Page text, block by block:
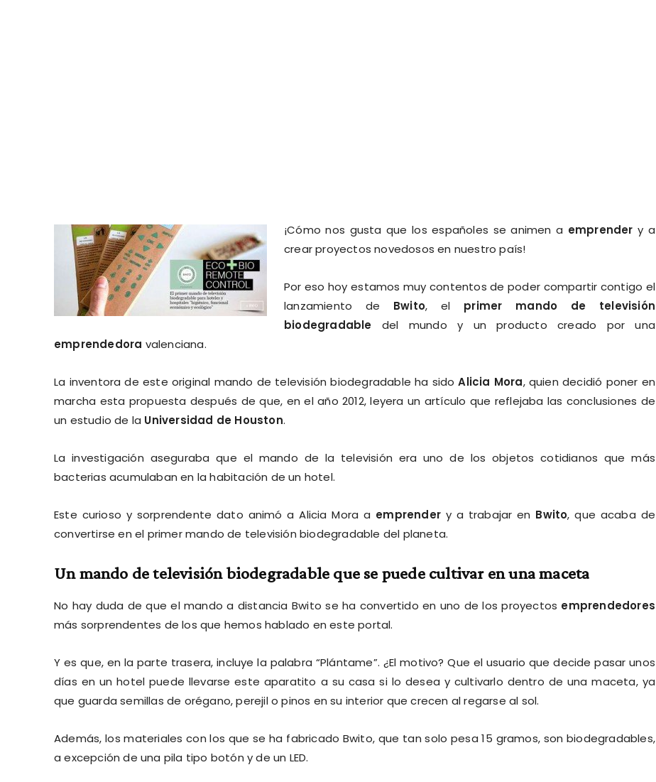
¡Cómo nos gusta que los españoles se animen a emprender y a
crear proyectos novedosos en nuestro país!
Por eso hoy estamos muy contentos de poder compartir contigo el
lanzamiento de Bwito, el primer mando de televisión
biodegradable del mundo y un producto creado por una
emprendedora valenciana.
La inventora de este original mando de televisión biodegradable ha sidoAlicia Mora, quien decidió poner en
marcha esta propuesta después de que, en el año 2012, leyera un artículo que reflejaba las conclusiones de
un estudio de la Universidad de Houston.
La investigación aseguraba que el mando de la televisión era uno de los objetos cotidianos que más
bacterias acumulaban en la habitación de un hotel.
Este curioso y sorprendente dato animó a Alicia Mora a emprender y a trabajar en Bwito, que acaba de
convertirse en el primer mando de televisión biodegradable del planeta.
Un mando de televisión biodegradable que se puede cultivar en una maceta
No hay duda de que el mando a distancia Bwito se ha convertido en uno de los proyectos emprendedores
más sorprendentes de los que hemos hablado en este portal.
Y es que, en la parte trasera, incluye la palabra “Plántame”. ¿El motivo? Que el usuario que decide pasar unos
días en un hotel puede llevarse este aparatito a su casa si lo desea y cultivarlo dentro de una maceta, ya
que guarda semillas de orégano, perejil o pinos en su interior que crecen al regarse al sol.
Además, los materiales con los que se ha fabricado Bwito, que tan solo pesa 15 gramos, son biodegradables,
a excepción de una pila tipo botón y de un LED.